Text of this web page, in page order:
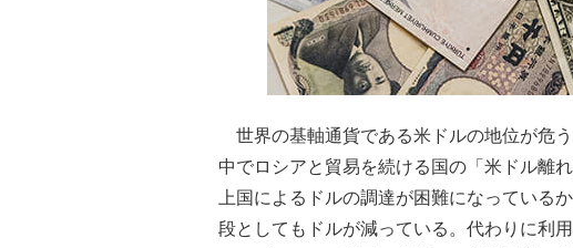
世界の基軸通貨である米ドルの地位が危
中でロシアと貿易を続ける国の「米ドル離
上国によるドルの調達が困難になっている
段としてもドルが減っている。代わりに利